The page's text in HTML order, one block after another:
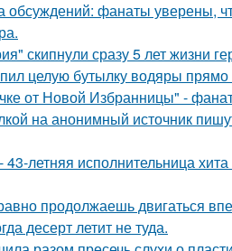
обсуждений: фанаты уверены,
скипнули сразу 5 лет жизни
целую бутылку водяры прямо
от Новой Избранницы" -
на анонимный источник
летняя исполнительница
продолжаешь двигаться
десерт летит не туда.